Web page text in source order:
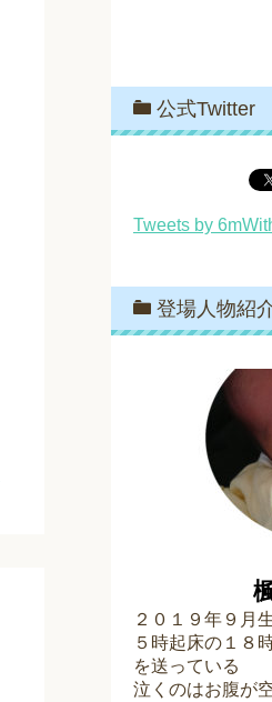
公式Twitter
Tweets by
登場人物紹
２０１９年９月
５時起床の１８
を送っている
泣くのはお腹が